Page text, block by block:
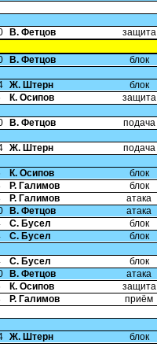
В. Фетцов защита
В. Фетцов блок
Ж. Штерн
блок
К. Осипов защита
В. Фетцов подача
Ж. Штерн подача
К. Осипов
блок
Р. Галимов
блок
Р. Галимов
атака
В. Фетцов
атака
С. Бусел
блок
С. Бусел блок
С. Бусел
блок
В. Фетцов
атака
К. Осипов
защита
Р. Галимов приём
Ж. Штерн блок